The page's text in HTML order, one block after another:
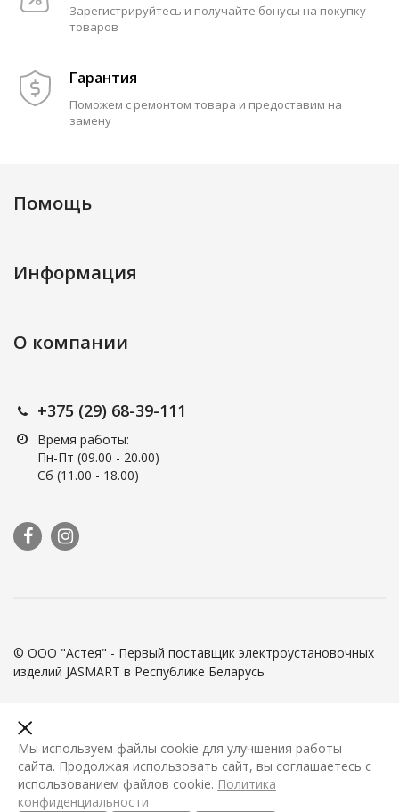
Зарегистрируйтесь и получайте бонусы на покупку
товаров
Гарантия
Поможем с ремонтом товара и предоставим на
замену
Помощь
Информация
О компании
+375 (29) 68-39-111
Время работы:
Пн-Пт (09.00 - 20.00)
Сб (11.00 - 18.00)
© ООО "Астея" - Первый поставщик электроустановочных
изделий JASMART в Республике Беларусь
Мы используем файлы cookie для улучшения работы
сайта. Продолжая использовать сайт, вы соглашаетесь с
использованием файлов cookie. Политика
конфиденциальности